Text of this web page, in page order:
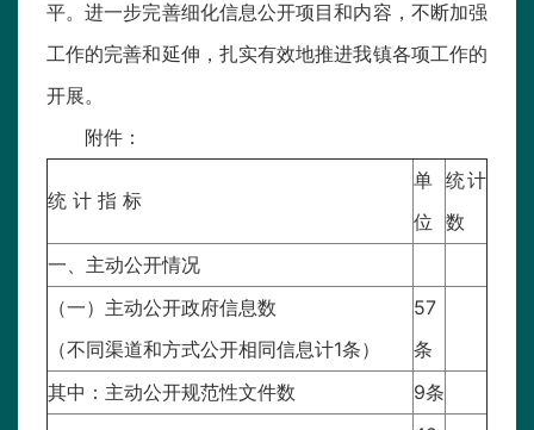
平。进一步完善细化信息公开项目和内容，不断加强
工作的完善和延伸，扎实有效地推进我镇各项工作的
开展。
附件：
统 计 指 标
单
位
统计
数
一、主动公开情况
（一）主动公开政府信息数
（不同渠道和方式公开相同信息计1条）
57
条
其中：主动公开规范性文件数
9条